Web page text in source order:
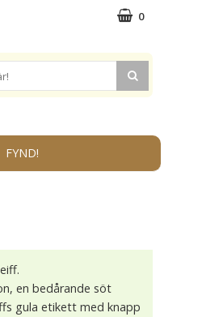
0
FYND!
en bedårande söt
gula etikett med knapp